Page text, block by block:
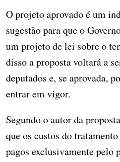
O projeto aprovado é um
sugestão para que o
um projeto de lei sobre o
disso a proposta voltará a
deputados e, se aprovada,
entrar em vigor.
Segundo o autor da
que os custos do
pagos exclusivamente pelo